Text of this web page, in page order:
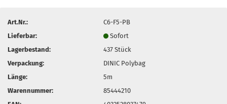
Art.Nr.:
C6-F5-PB
Lieferbar:
Sofort
Lagerbestand:
437Stück
Verpackung:
DINIC Polybag
Länge:
5m
Warennummer:
85444210